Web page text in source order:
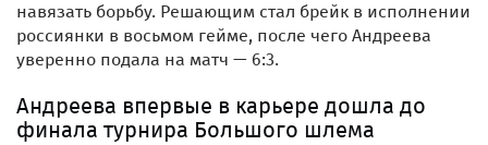
навязать борьбу. Решающим стал брейк в исполнении
россиянки в восьмом гейме, после чего Андреева
уверенно подала на матч — 6:3.
Андреева впервые в карьере дошла до
финала турнира Большого шлема